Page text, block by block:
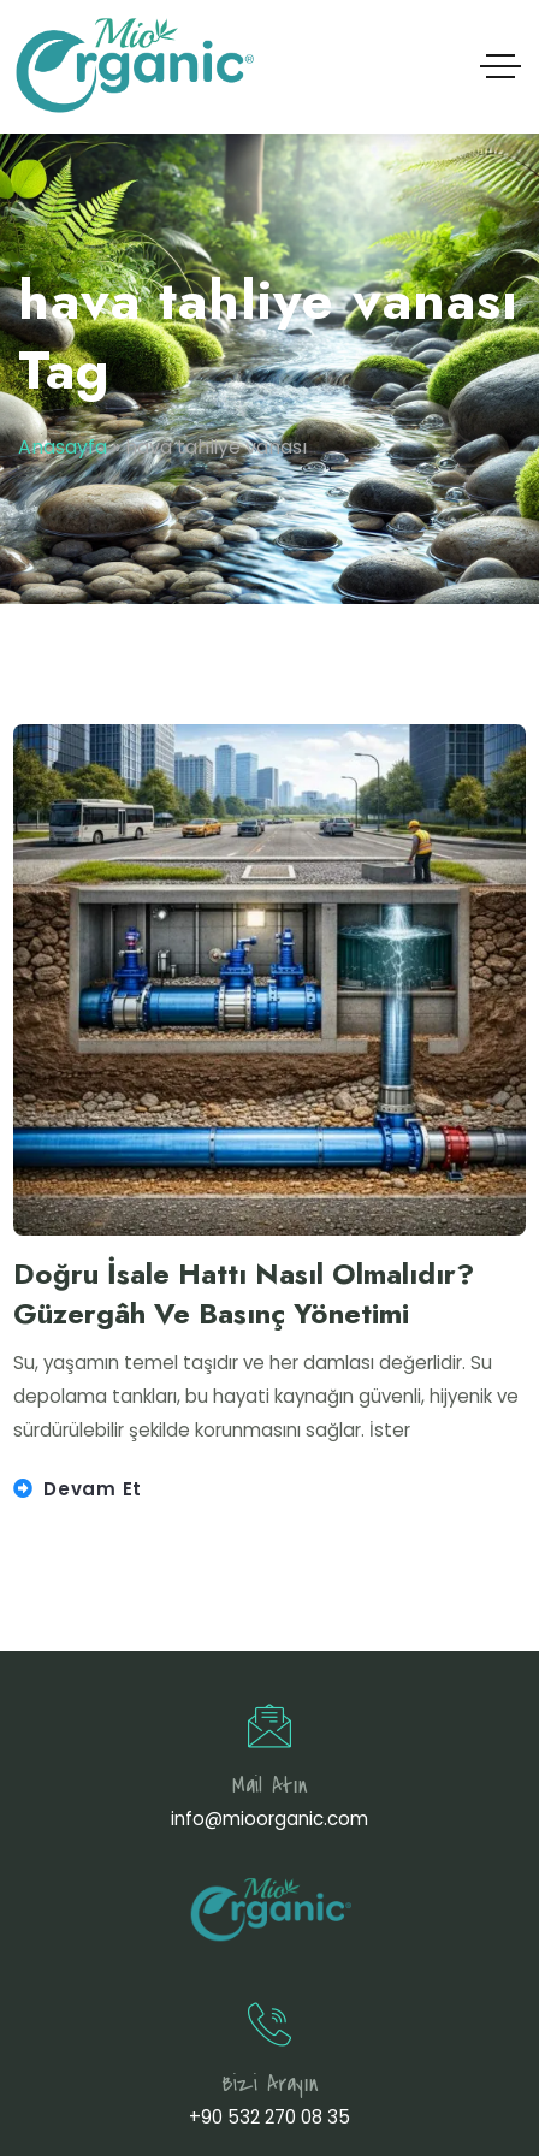
hava tahliye vanası
Tag
Anasayfa»hava tahliye vanası
Doğru İsale Hattı Nasıl Olmalıdır?
Güzergâh Ve Basınç Yönetimi
Su, yaşamın temel taşıdır ve her damlası değerlidir. Su
depolama tankları, bu hayati kaynağın güvenli, hijyenik ve
sürdürülebilir şekilde korunmasını sağlar. İster
Devam Et
Mail Atın
info@mioorganic.com
Bizi Arayın
+90 532 270 08 35